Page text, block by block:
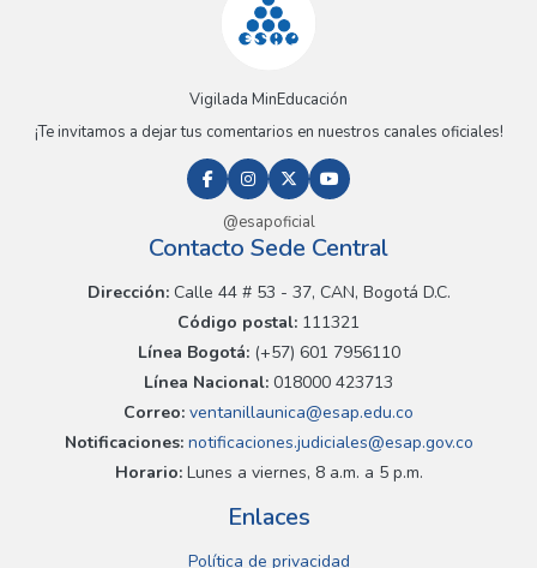
Vigilada MinEducación
¡Te invitamos a dejar tus comentarios en nuestros canales oficiales!
@esapoficial
Contacto Sede Central
Dirección:Calle 44 # 53 - 37, CAN, Bogotá D.C.
Código postal: 111321
Línea Bogotá:(+57) 601 7956110
Línea Nacional: 018000 423713
Correo: ventanillaunica@esap.edu.co
Notificaciones:notificaciones.judiciales@esap.gov.co
Horario:Lunes a viernes, 8 a.m. a 5 p.m.
Enlaces
Política de privacidad